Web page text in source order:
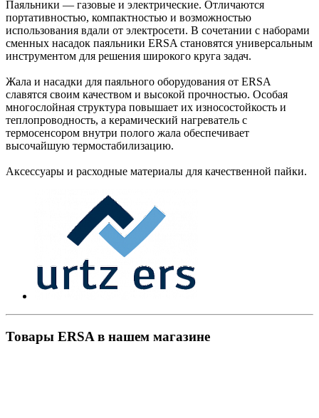
Паяльники — газовые и электрические. Отличаются
портативностью, компактностью и возможностью
использования вдали от электросети. В сочетании с наборами
сменных насадок паяльники ERSA становятся универсальным
инструментом для решения широкого круга задач.
Жала и насадки для паяльного оборудования от ERSA
славятся своим качеством и высокой прочностью. Особая
многослойная структура повышает их износостойкость и
теплопроводность, а керамический нагреватель с
термосенсором внутри полого жала обеспечивает
высочайшую термостабилизацию.
Аксессуары и расходные материалы для качественной пайки.
Товары ERSA в нашем магазине